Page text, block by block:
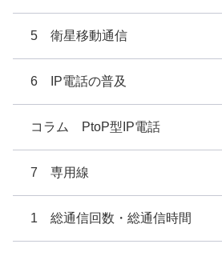
5 衛星移動通信
6 IP電話の普及
コラム PtoP型IP電話
7 専用線
1 総通信回数・総通信時間